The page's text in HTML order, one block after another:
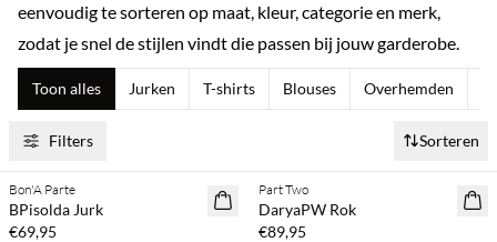
eenvoudig te sorteren op maat, kleur, categorie en merk,
zodat je snel de stijlen vindt die passen bij jouw garderobe.
Toon alles Jurken T-shirts Blouses Overhemden
Filters Sorteren
NEWS
Koop min. 2 & bespaar 20%
Bon'A Parte
BPisolda Jurk
€69,95
NEWS
Koop min. 2 & bespaar 20%
Part Two
DaryaPW Rok
€89,95